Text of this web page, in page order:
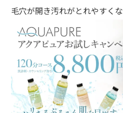
毛穴が開き汚れがとれやすくな